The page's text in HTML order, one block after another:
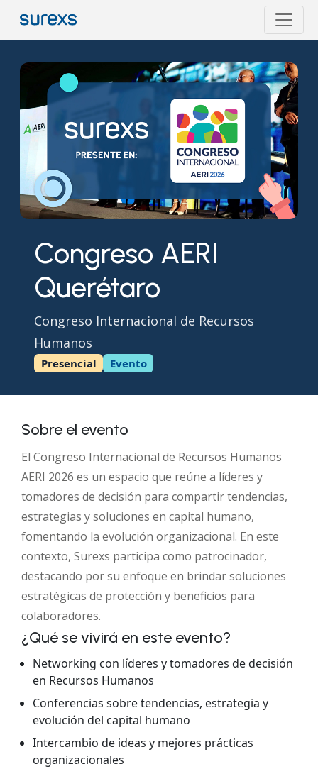
Congreso AERI
Querétaro
Congreso Internacional de Recursos
Humanos
Presencial Evento
Sobre el evento
El Congreso Internacional de Recursos Humanos
AERI 2026 es un espacio que reúne a líderes y
tomadores de decisión para compartir tendencias,
estrategias y soluciones en capital humano,
fomentando la evolución organizacional. En este
contexto, Surexs participa como patrocinador,
destacando por su enfoque en brindar soluciones
estratégicas de protección y beneficios para
colaboradores.
¿Qué se vivirá en este evento?
Networking con líderes y tomadores de decisión
en Recursos Humanos
Conferencias sobre tendencias, estrategia y
evolución del capital humano
Intercambio de ideas y mejores prácticas
organizacionales